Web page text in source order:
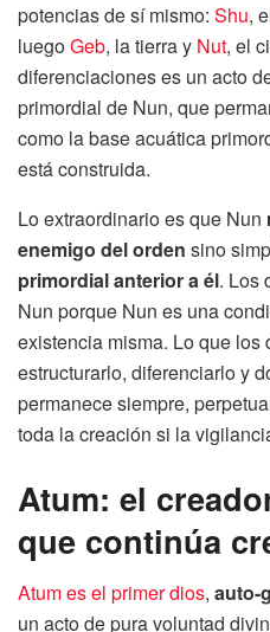
potencias de sí mismo: Shu,
luegoGeb, la tierra y Nut, el
diferenciaciones es un acto
primordial de Nun, que
como la base acuática
está construida.
Lo extraordinario es que Nun
enemigo del orden sino
primordial anterior a él. Los
Nun porque Nun es una
existencia misma. Lo que los
estructurarlo, diferenciarlo y
permanece siempre,
toda la creación si la
Atum: el
que continúa
Atum es el primer dios, auto-
un acto de pura voluntad